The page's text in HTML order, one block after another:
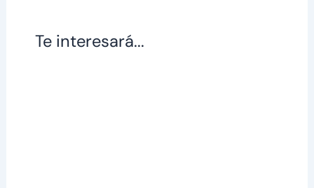
Te interesará...